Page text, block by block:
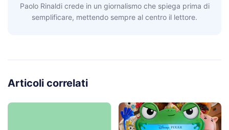
Paolo Rinaldi crede in un giornalismo che spiega prima di
semplificare, mettendo sempre al centro il lettore.
Articoli correlati